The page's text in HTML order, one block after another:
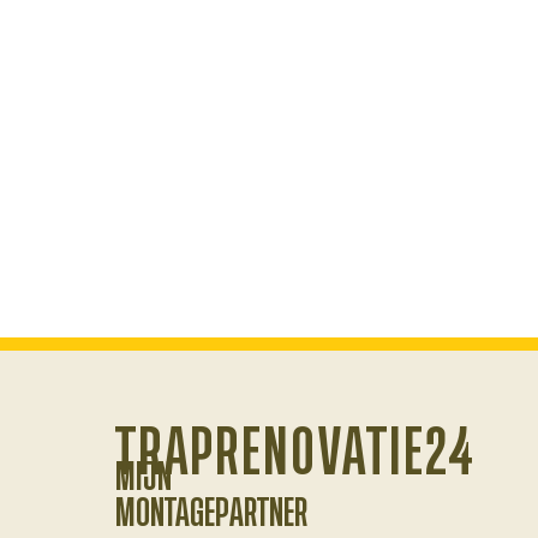
TRAPRENOVATIE24
MIJN
MONTAGEPARTNER